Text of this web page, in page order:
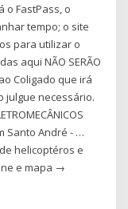
o FastPass, o
tempo; o site
para utilizar o
aqui NÃO SERÃO
Coligado que irá
julgue necessário.
Santo André - …
helicoptéros e
e mapa →